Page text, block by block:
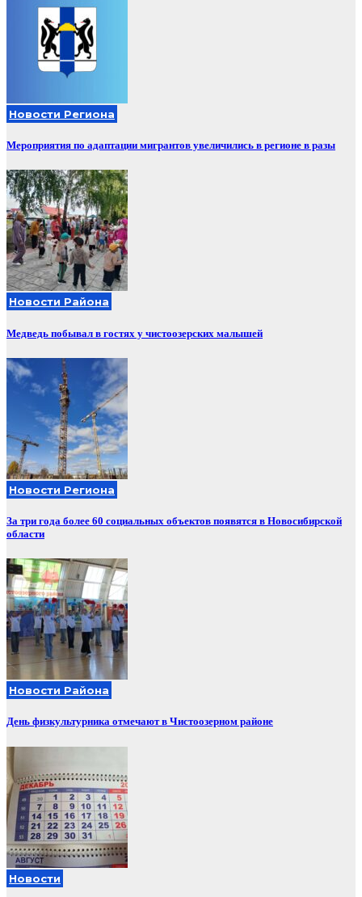
Новости Региона
Мероприятия по адаптации мигрантов увеличились в регионе в разы
Новости Района
Медведь побывал в гостях у чистоозерских малышей
Новости Региона
За три года более 60 социальных объектов появятся в Новосибирской
области
Новости Района
День физкультурника отмечают в Чистоозерном районе
Новости